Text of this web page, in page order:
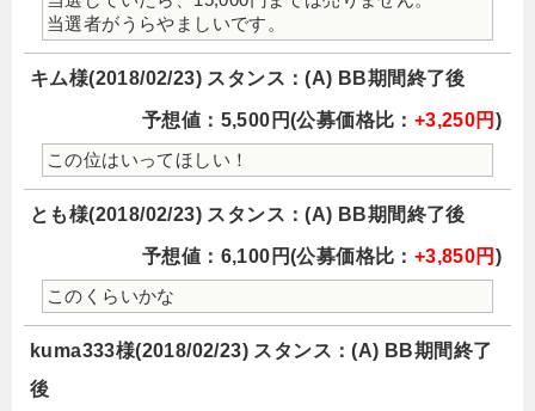
当選者がうらやましいです。
キム様(2018/02/23) スタンス：(A) BB期間終了後
予想値：5,500円(公募価格比： +3,250円 )
この位はいってほしい！
とも様(2018/02/23) スタンス：(A) BB期間終了後
予想値：6,100円(公募価格比： +3,850円 )
このくらいかな
kuma333様(2018/02/23) スタンス：(A) BB期間終了
後